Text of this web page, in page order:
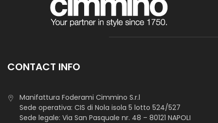
CONTACT INFO
Manifattura Foderami Cimmino S.r.l
Sede operativa: CIS di Nola isola 5 lotto 524/527
Sede legale: Via San Pasquale nr. 48 – 80121 NAPOLI